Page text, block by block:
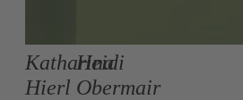
Katharina
Hierl
Heidi
Obermair